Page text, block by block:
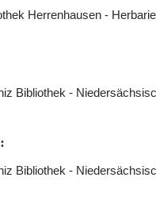
Herrenhausen -
Bibliothek -
Bibliothek -